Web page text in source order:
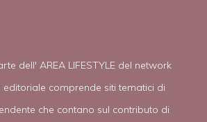
dell' AREA LIFESTYLE del network
editoriale comprende siti tematici di
che contano sul contributo di